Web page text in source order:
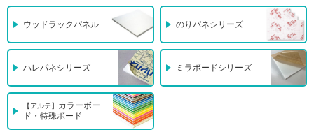
ウッドラックパネル のりパネシリーズ
ハレパネシリーズ ミラボードシリーズ
【アルテ】 カラーボー
ド・特殊ボード